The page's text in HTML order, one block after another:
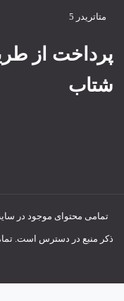
متاتريدر 5
پرداخت از
شتاب